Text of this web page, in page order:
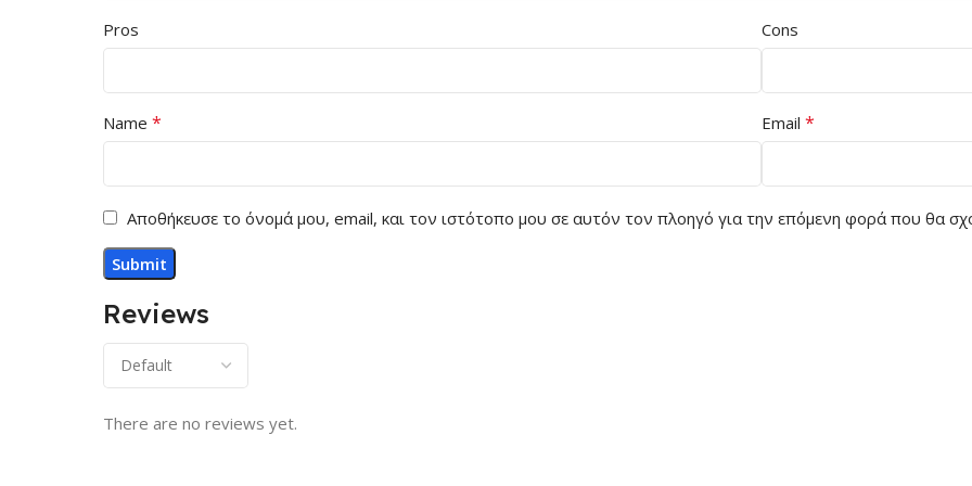
Reviews
There are no reviews yet.
Pros Cons
Name * Email *
Αποθήκευσε το όνομά μου, email, και τον ιστότοπο μου σε αυτόν τον πλοηγό για την επόμενη φορά που θα